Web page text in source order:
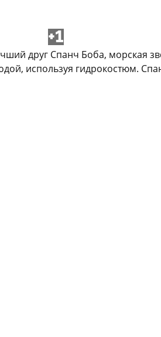
+1
друг Спанч Боба, морская
используя гидрокостюм.